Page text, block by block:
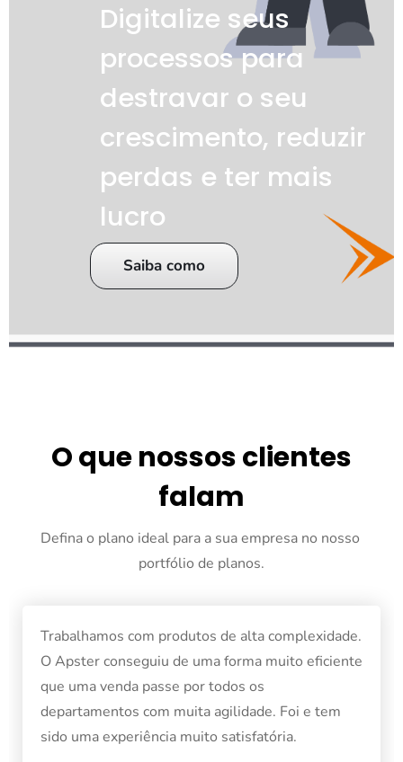
Digitalize seus
processos para
destravar o seu
crescimento, reduzir
perdas e ter mais
lucro
Saiba como
O que nossos clientes
falam
Defina o plano ideal para a sua empresa no nosso
portfólio de planos.
Trabalhamos com produtos de alta complexidade.
O Apster conseguiu de uma forma muito eficiente
que uma venda passe por todos os
departamentos com muita agilidade. Foi e tem
sido uma experiência muito satisfatória.